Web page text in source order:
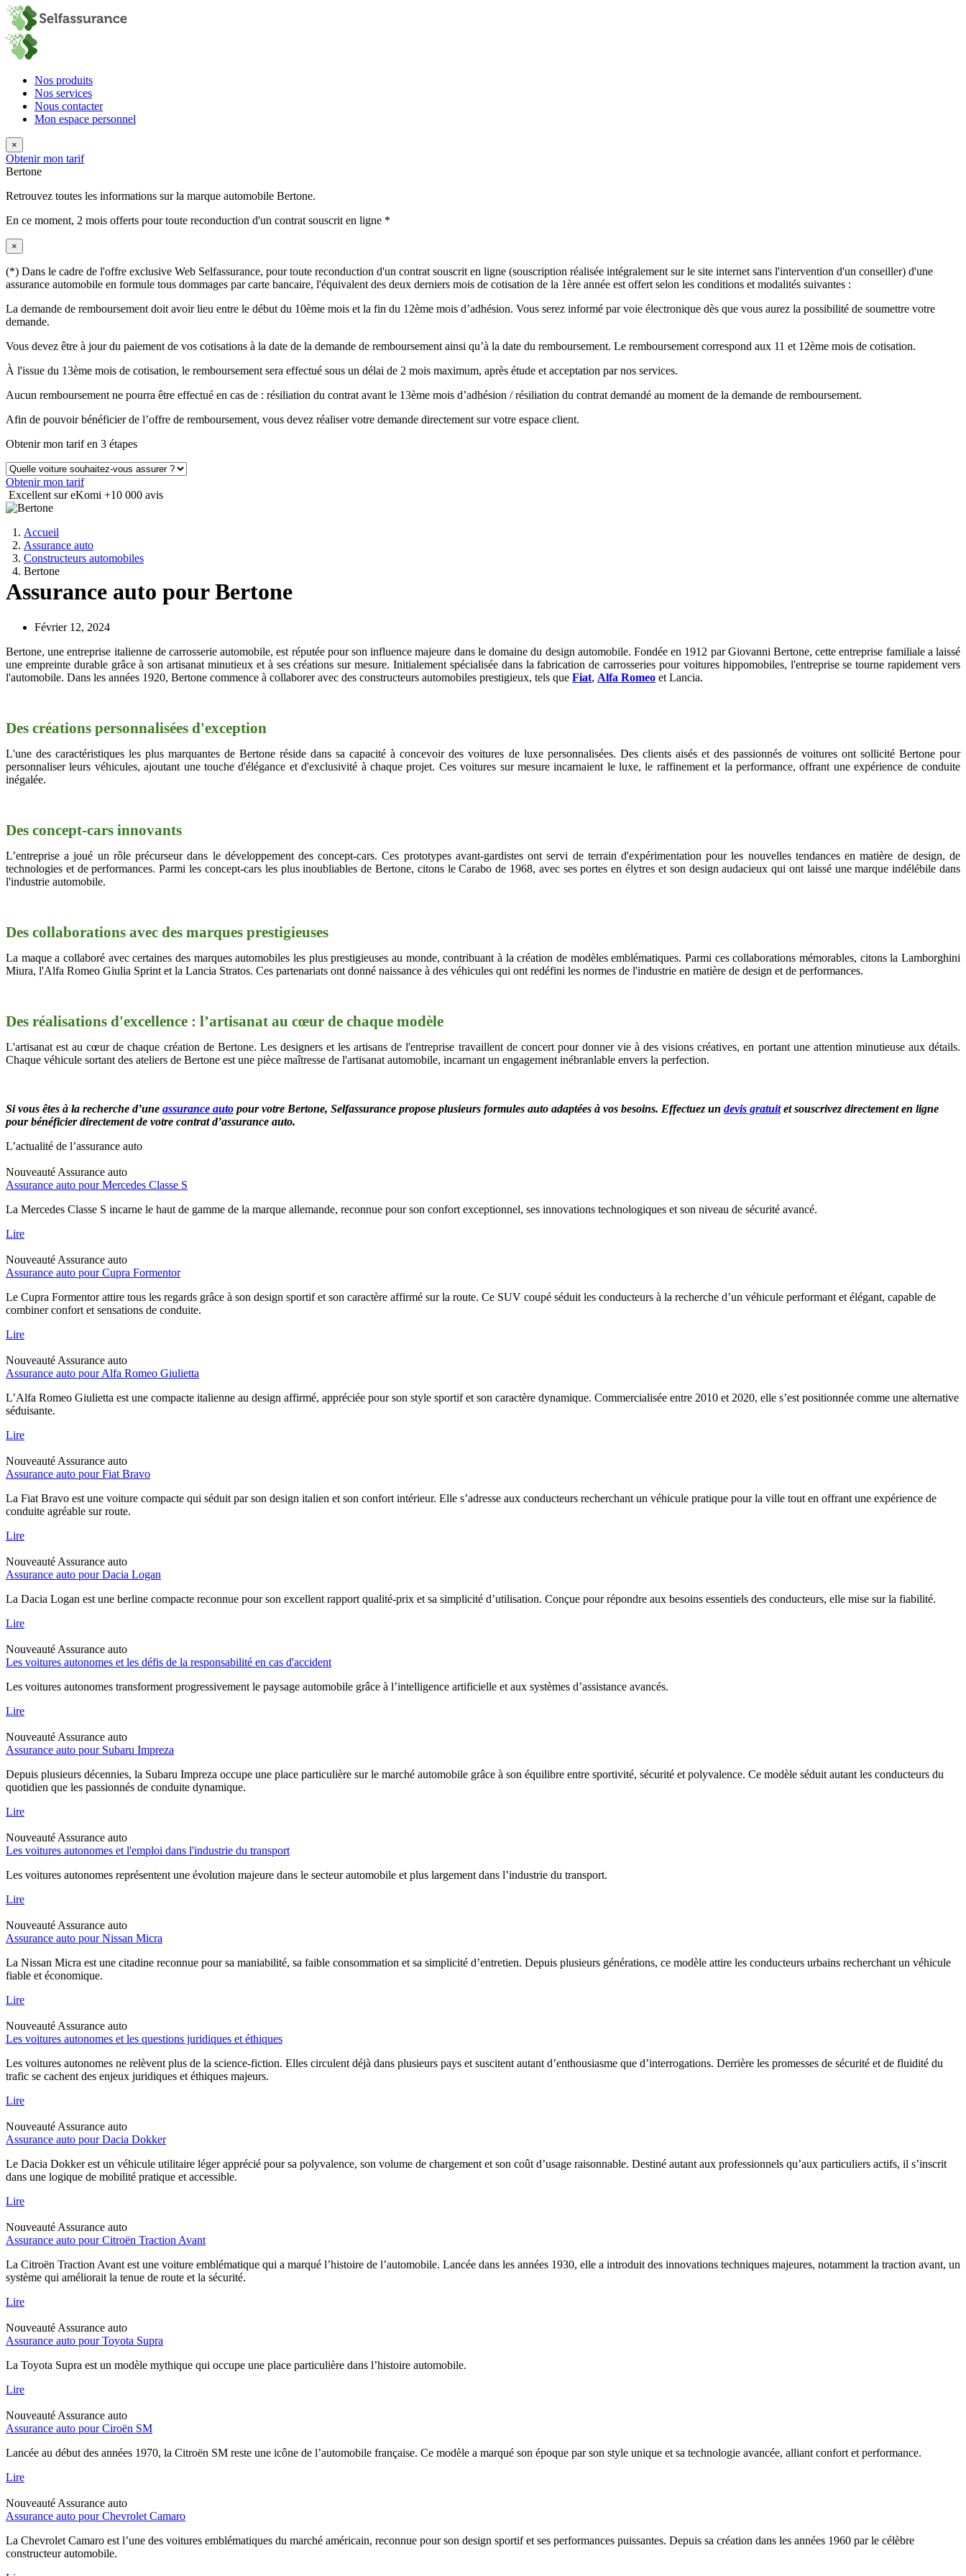
Nos produits
Nos services
Nous contacter
Mon espace personnel
×
Obtenir mon tarif
Bertone
Retrouvez toutes les informations sur la marque automobile Bertone.
En ce moment, 2 mois offerts pour toute reconduction d'un contrat souscrit en ligne *
×
(*) Dans le cadre de l'offre exclusive Web Selfassurance, pour toute reconduction d'un contrat souscrit en ligne (souscription réalisée intégralement sur le site internet sans l'intervention d'un conseiller) d'une
assurance automobile en formule tous dommages par carte bancaire, l'équivalent des deux derniers mois de cotisation de la 1ère année est offert selon les conditions et modalités suivantes :
La demande de remboursement doit avoir lieu entre le début du 10ème mois et la fin du 12ème mois d’adhésion. Vous serez informé par voie électronique dès que vous aurez la possibilité de soumettre votre
demande.
Vous devez être à jour du paiement de vos cotisations à la date de la demande de remboursement ainsi qu’à la date du remboursement. Le remboursement correspond aux 11 et 12ème mois de cotisation.
À l'issue du 13ème mois de cotisation, le remboursement sera effectué sous un délai de 2 mois maximum, après étude et acceptation par nos services.
Aucun remboursement ne pourra être effectué en cas de : résiliation du contrat avant le 13ème mois d’adhésion / résiliation du contrat demandé au moment de la demande de remboursement.
Afin de pouvoir bénéficier de l’offre de remboursement, vous devez réaliser votre demande directement sur votre espace client.
Obtenir mon tarif en 3 étapes
Obtenir mon tarif
Excellent sur eKomi +10 000 avis
Accueil
Assurance auto
Constructeurs automobiles
Bertone
Assurance auto pour Bertone
Février 12, 2024
Bertone, une entreprise italienne de carrosserie automobile, est réputée pour son influence majeure dans le domaine du design automobile. Fondée en 1912 par Giovanni Bertone, cette entreprise familiale a laissé
une empreinte durable grâce à son artisanat minutieux et à ses créations sur mesure. Initialement spécialisée dans la fabrication de carrosseries pour voitures hippomobiles, l'entreprise se tourne rapidement vers
l'automobile. Dans les années 1920, Bertone commence à collaborer avec des constructeurs automobiles prestigieux, tels que Fiat, Alfa Romeo et Lancia.
Des créations personnalisées d'exception
L'une des caractéristiques les plus marquantes de Bertone réside dans sa capacité à concevoir des voitures de luxe personnalisées. Des clients aisés et des passionnés de voitures ont sollicité Bertone pour
personnaliser leurs véhicules, ajoutant une touche d'élégance et d'exclusivité à chaque projet. Ces voitures sur mesure incarnaient le luxe, le raffinement et la performance, offrant une expérience de conduite
inégalée.
Des concept-cars innovants
L’entreprise a joué un rôle précurseur dans le développement des concept-cars. Ces prototypes avant-gardistes ont servi de terrain d'expérimentation pour les nouvelles tendances en matière de design, de
technologies et de performances. Parmi les concept-cars les plus inoubliables de Bertone, citons le Carabo de 1968, avec ses portes en élytres et son design audacieux qui ont laissé une marque indélébile dans
l'industrie automobile.
Des collaborations avec des marques prestigieuses
La maque a collaboré avec certaines des marques automobiles les plus prestigieuses au monde, contribuant à la création de modèles emblématiques. Parmi ces collaborations mémorables, citons la Lamborghini
Miura, l'Alfa Romeo Giulia Sprint et la Lancia Stratos. Ces partenariats ont donné naissance à des véhicules qui ont redéfini les normes de l'industrie en matière de design et de performances.
Des réalisations d'excellence : l’artisanat au cœur de chaque modèle
L'artisanat est au cœur de chaque création de Bertone. Les designers et les artisans de l'entreprise travaillent de concert pour donner vie à des visions créatives, en portant une attention minutieuse aux détails.
Chaque véhicule sortant des ateliers de Bertone est une pièce maîtresse de l'artisanat automobile, incarnant un engagement inébranlable envers la perfection.
Si vous êtes à la recherche d’une assurance auto pour votre Bertone, Selfassurance propose plusieurs formules auto adaptées à vos besoins. Effectuez un devis gratuit et souscrivez directement en ligne
pour bénéficier directement de votre contrat d’assurance auto.
L’actualité de l’assurance auto
Nouveauté Assurance auto
Assurance auto pour Mercedes Classe S
La Mercedes Classe S incarne le haut de gamme de la marque allemande, reconnue pour son confort exceptionnel, ses innovations technologiques et son niveau de sécurité avancé.
Lire
Nouveauté Assurance auto
Assurance auto pour Cupra Formentor
Le Cupra Formentor attire tous les regards grâce à son design sportif et son caractère affirmé sur la route. Ce SUV coupé séduit les conducteurs à la recherche d’un véhicule performant et élégant, capable de
combiner confort et sensations de conduite.
Lire
Nouveauté Assurance auto
Assurance auto pour Alfa Romeo Giulietta
L’Alfa Romeo Giulietta est une compacte italienne au design affirmé, appréciée pour son style sportif et son caractère dynamique. Commercialisée entre 2010 et 2020, elle s’est positionnée comme une alternative
séduisante.
Lire
Nouveauté Assurance auto
Assurance auto pour Fiat Bravo
La Fiat Bravo est une voiture compacte qui séduit par son design italien et son confort intérieur. Elle s’adresse aux conducteurs recherchant un véhicule pratique pour la ville tout en offrant une expérience de
conduite agréable sur route.
Lire
Nouveauté Assurance auto
Assurance auto pour Dacia Logan
La Dacia Logan est une berline compacte reconnue pour son excellent rapport qualité-prix et sa simplicité d’utilisation. Conçue pour répondre aux besoins essentiels des conducteurs, elle mise sur la fiabilité.
Lire
Nouveauté Assurance auto
Les voitures autonomes et les défis de la responsabilité en cas d'accident
Les voitures autonomes transforment progressivement le paysage automobile grâce à l’intelligence artificielle et aux systèmes d’assistance avancés.
Lire
Nouveauté Assurance auto
Assurance auto pour Subaru Impreza
Depuis plusieurs décennies, la Subaru Impreza occupe une place particulière sur le marché automobile grâce à son équilibre entre sportivité, sécurité et polyvalence. Ce modèle séduit autant les conducteurs du
quotidien que les passionnés de conduite dynamique.
Lire
Nouveauté Assurance auto
Les voitures autonomes et l'emploi dans l'industrie du transport
Les voitures autonomes représentent une évolution majeure dans le secteur automobile et plus largement dans l’industrie du transport.
Lire
Nouveauté Assurance auto
Assurance auto pour Nissan Micra
La Nissan Micra est une citadine reconnue pour sa maniabilité, sa faible consommation et sa simplicité d’entretien. Depuis plusieurs générations, ce modèle attire les conducteurs urbains recherchant un véhicule
fiable et économique.
Lire
Nouveauté Assurance auto
Les voitures autonomes et les questions juridiques et éthiques
Les voitures autonomes ne relèvent plus de la science-fiction. Elles circulent déjà dans plusieurs pays et suscitent autant d’enthousiasme que d’interrogations. Derrière les promesses de sécurité et de fluidité du
trafic se cachent des enjeux juridiques et éthiques majeurs.
Lire
Nouveauté Assurance auto
Assurance auto pour Dacia Dokker
Le Dacia Dokker est un véhicule utilitaire léger apprécié pour sa polyvalence, son volume de chargement et son coût d’usage raisonnable. Destiné autant aux professionnels qu’aux particuliers actifs, il s’inscrit
dans une logique de mobilité pratique et accessible.
Lire
Nouveauté Assurance auto
Assurance auto pour Citroën Traction Avant
La Citroën Traction Avant est une voiture emblématique qui a marqué l’histoire de l’automobile. Lancée dans les années 1930, elle a introduit des innovations techniques majeures, notamment la traction avant, un
système qui améliorait la tenue de route et la sécurité.
Lire
Nouveauté Assurance auto
Assurance auto pour Toyota Supra
La Toyota Supra est un modèle mythique qui occupe une place particulière dans l’histoire automobile.
Lire
Nouveauté Assurance auto
Assurance auto pour Ciroën SM
Lancée au début des années 1970, la Citroën SM reste une icône de l’automobile française. Ce modèle a marqué son époque par son style unique et sa technologie avancée, alliant confort et performance.
Lire
Nouveauté Assurance auto
Assurance auto pour Chevrolet Camaro
La Chevrolet Camaro est l’une des voitures emblématiques du marché américain, reconnue pour son design sportif et ses performances puissantes. Depuis sa création dans les années 1960 par le célèbre
constructeur automobile.